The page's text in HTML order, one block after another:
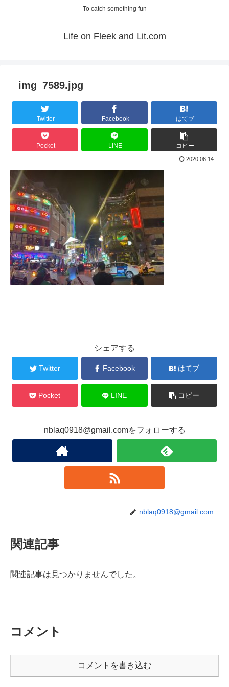
To catch something fun
Life on Fleek and Lit.com
img_7589.jpg
Twitter Facebook はてブ
Pocket LINE コピー
2020.06.14
シェアする
Twitter Facebook はてブ
Pocket LINE コピー
nblaq0918@gmail.comをフォローする
nblaq0918@gmail.com
関連記事
関連記事は見つかりませんでした。
コメント
コメントを書き込む